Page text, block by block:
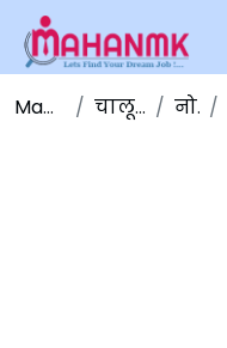
Maha NMK चालू घडामोडी नोव्हेंबर